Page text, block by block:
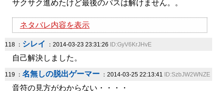
サクサク進めたけど最後のパスは解けません。。
ネタバレ内容を表示
118 ： シレイ ：2014-03-23 23:31:26 ID:GyV6KrJHvE
自己解決しました。
119 ： 名無しの脱出ゲーマー ：2014-03-25 22:13:41 ID:SzbJW2WNZE
音符の見方がわからない・・・・